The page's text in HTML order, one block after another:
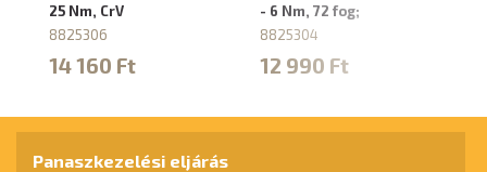
25 Nm, CrV
8825306
14 160 Ft
- 6 Nm, 72 fog;
8825304
12 990 Ft
Panaszkezelési eljárás